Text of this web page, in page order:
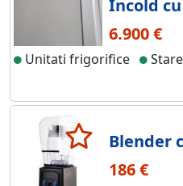
Incold
6.900 €
Unitati frigorifice
Blender
186 €